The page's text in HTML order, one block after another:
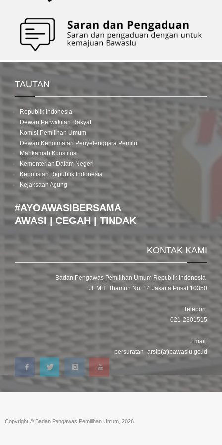
TAUTAN
Republik Indonesia
Dewan Perwakilan Rakyat
Komisi Pemilihan Umum
Dewan Kehormatan Penyelenggara Pemilu
Mahkamah Konstitusi
Kementerian Dalam Negeri
Kepolisian Republik Indonesia
Kejaksaan Agung
#AYOAWASIBERSAMA
AWASI | CEGAH | TINDAK
KONTAK KAMI
Badan Pengawas Pemilihan Umum Republik Indonesia
Jl. MH. Thamrin No. 14 Jakarta Pusat 10350
Telepon
021-2301515
Email:
persuratan_arsip(at)bawaslu.go.id
Copyright © Badan Pengawas Pemilihan Umum, 2026